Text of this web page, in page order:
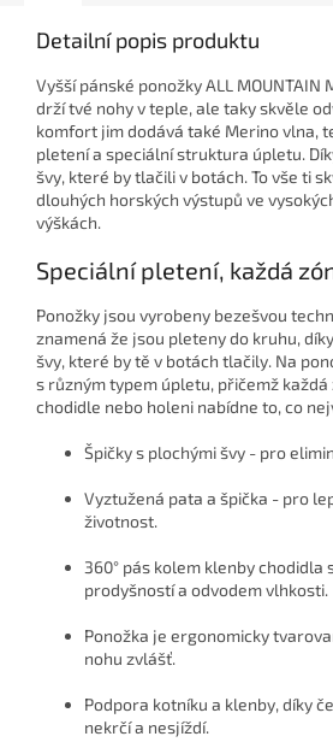
Detailní popis produktu
Vyšší pánské ponožky ALL MOUNTAIN
drží tvé nohy v teple, ale taky skvěle
komfort jim dodává také Merino vlna,
pletení a speciální struktura úpletu.
švy, které by tlačili v botách. To vše ti
dlouhých horských výstupů ve
výškách.
Speciální pletení, každá
Ponožky jsou vyrobeny bezešvou
znamená že jsou pleteny do kruhu,
švy, které by tě v botách tlačily. Na
s různým typem úpletu, přičemž každá
chodidle nebo holeni nabídne to, co
Špičky s plochými švy - pro
Vyztužená pata a špička - pro
životnost.
360° pás kolem klenby chodidla
prodyšností a odvodem vlhkosti.
Ponožka je ergonomicky
nohu zvlášť.
Podpora kotníku a klenby, díky
nekrčí a nesjíždí.